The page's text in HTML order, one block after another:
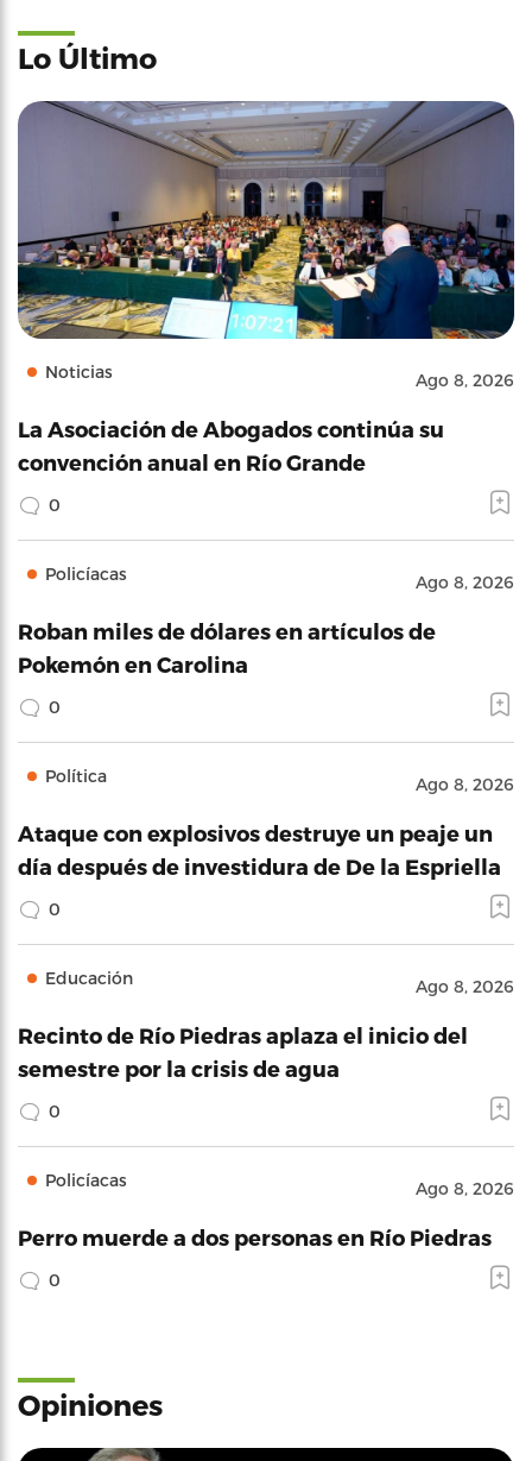
Lo Último
Noticias Ago 8, 2026
La Asociación de Abogados continúa su
convención anual en Río Grande
0
Policíacas Ago 8, 2026
Roban miles de dólares en artículos de
Pokemón en Carolina
0
Política Ago 8, 2026
Ataque con explosivos destruye un peaje un
día después de investidura de De la Espriella
0
Educación Ago 8, 2026
Recinto de Río Piedras aplaza el inicio del
semestre por la crisis de agua
0
Policíacas Ago 8, 2026
Perro muerde a dos personas en Río Piedras
0
Opiniones